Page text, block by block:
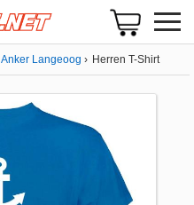
Anker Langeoog Herren T-Shirt